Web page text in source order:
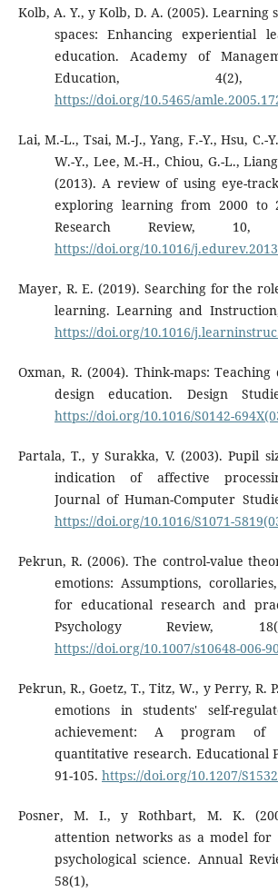
Kolb, A. Y., y Kolb, D. A. (2005). Learning
spaces: Enhancing experiential
education. Academy of
Education, 4(2),
https://doi.org/10.5465/
Lai, M.-L., Tsai, M.-J., Yang, F.-Y., Hsu, C.-
W.-Y., Lee, M.-H., Chiou, G.-L.,
(2013). A review of using eye-
exploring learning from 2000 to
Research Review, 10,
https://doi.org/10.1016/
Mayer, R. E. (2019). Searching for the
learning. Learning and
https://doi.org/10.1016/
Oxman, R. (2004). Think-maps:
design education. Design
https://doi.org/10.1016/S0142-
Partala, T., y Surakka, V. (2003). Pupil
indication of affective
Journal of Human-Computer
https://doi.org/10.1016/S1071-
Pekrun, R. (2006). The control-value
emotions: Assumptions,
for educational research and
Psychology Review,
https://doi.org/10.1007/s10648-006-
Pekrun, R., Goetz, T., Titz, W., y Perry, R.
emotions in students' self-
achievement: A program of
quantitative research. Educational
91-105. https://doi.org/10.1207/
Posner, M. I., y Rothbart, M. K.
attention networks as a model
psychological science. Annual
58(1),